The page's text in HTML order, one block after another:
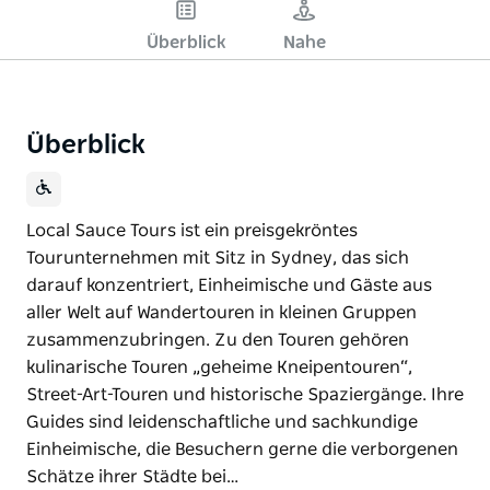
Überblick Nahe
Überblick
Local Sauce Tours ist ein preisgekröntes
Tourunternehmen mit Sitz in Sydney, das sich
darauf konzentriert, Einheimische und Gäste aus
aller Welt auf Wandertouren in kleinen Gruppen
zusammenzubringen. Zu den Touren gehören
kulinarische Touren „geheime Kneipentouren“,
Street-Art-Touren und historische Spaziergänge. Ihre
Guides sind leidenschaftliche und sachkundige
Einheimische, die Besuchern gerne die verborgenen
Schätze ihrer Städte bei…